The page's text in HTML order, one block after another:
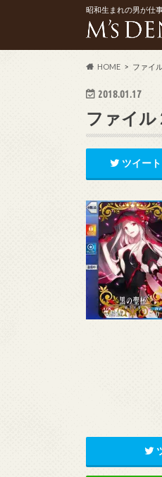
昭和生まれの男が仕
HOME ファイ
2018.01.17
ファイル
ツイート